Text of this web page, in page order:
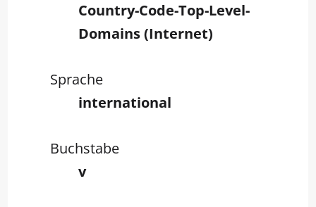
Country-Code-Top-Level-
Domains (Internet)
Sprache
international
Buchstabe
v